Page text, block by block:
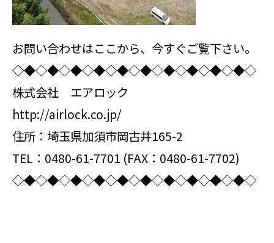
お問い合わせはここから、今すぐご覧下さい。
◇◆◇◆◇◆◇◆◇◆◇◆◇◆◇◆◇◆◇◆◇
株式会社 エアロック
http://airlock.co.jp/
住所：埼玉県加須市岡古井165-2
TEL：0480-61-7701 (FAX：0480-61-7702)
◇◆◇◆◇◆◇◆◇◆◇◆◇◆◇◆◇◆◇◆◇